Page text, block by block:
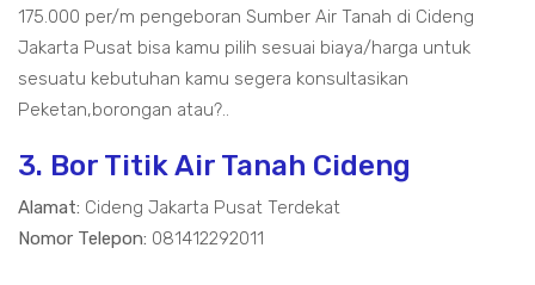
175.000 per/m pengeboran Sumber Air Tanah di Cideng
Jakarta Pusat bisa kamu pilih sesuai biaya/harga untuk
sesuatu kebutuhan kamu segera konsultasikan
Peketan,borongan atau?..
3. Bor Titik Air Tanah Cideng
Alamat: Cideng Jakarta Pusat Terdekat
Nomor Telepon: 081412292011